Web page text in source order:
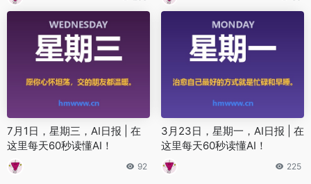
7月1日，星期三，AI日报 | 在
这里每天60秒读懂AI！
92
3月23日，星期一，AI日报 | 在
这里每天60秒读懂AI！
225